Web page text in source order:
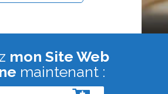
mon Site Web
maintenant :